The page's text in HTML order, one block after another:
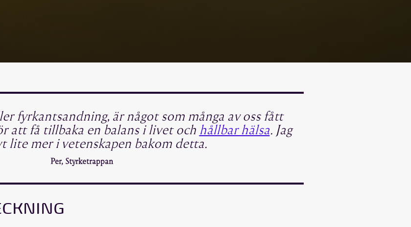
fyrkantsandning, är något som många av oss fått
att få tillbaka en balans i livet och hållbar hälsa. Jag
lite mer i vetenskapen bakom detta.
Per, Styrketrappan